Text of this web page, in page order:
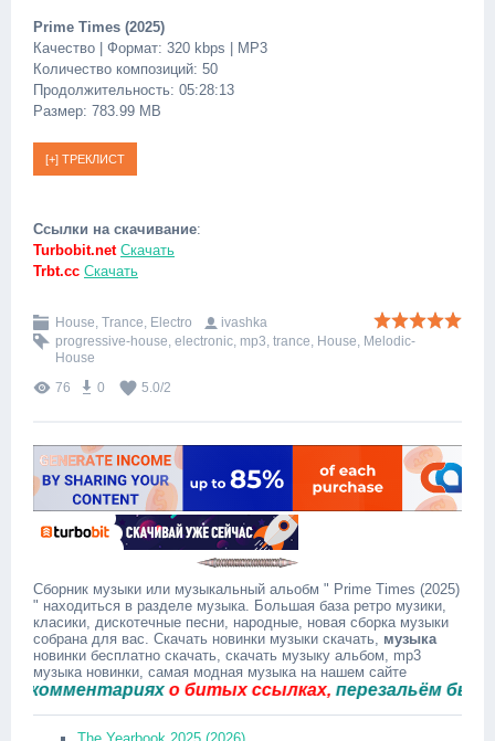
Prime Times (2025)
Качество | Формат: 320 kbps | MP3
Количество композиций: 50
Продолжительность: 05:28:13
Размер: 783.99 MB
Ссылки на скачивание:
Turbobit.net Скачать
Trbt.cc Скачать
House, Trance, Electro
ivashka
progressive-house, electronic, mp3, trance, House, Melodic-
House
76
0 5.0/2
Сборник музыки или музыкальный альобм " Prime Times (2025)
" находиться в разделе музыка. Большая база ретро музики,
класики, дискотечные песни, народные, новая сборка музыки
собрана для вас. Скачать новинки музыки скачать, музыка
новинки бесплатно скачать, скачать музыку альбом, mp3
музыка новинки, самая модная музыка на нашем сайте
о битых ссылках,перезальём быстро.